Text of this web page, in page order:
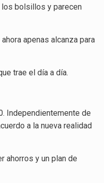
los bolsillos y parecen
apenas alcanza para
trae el día a día.
Independientemente de
a la nueva realidad
ahorros y un plan de